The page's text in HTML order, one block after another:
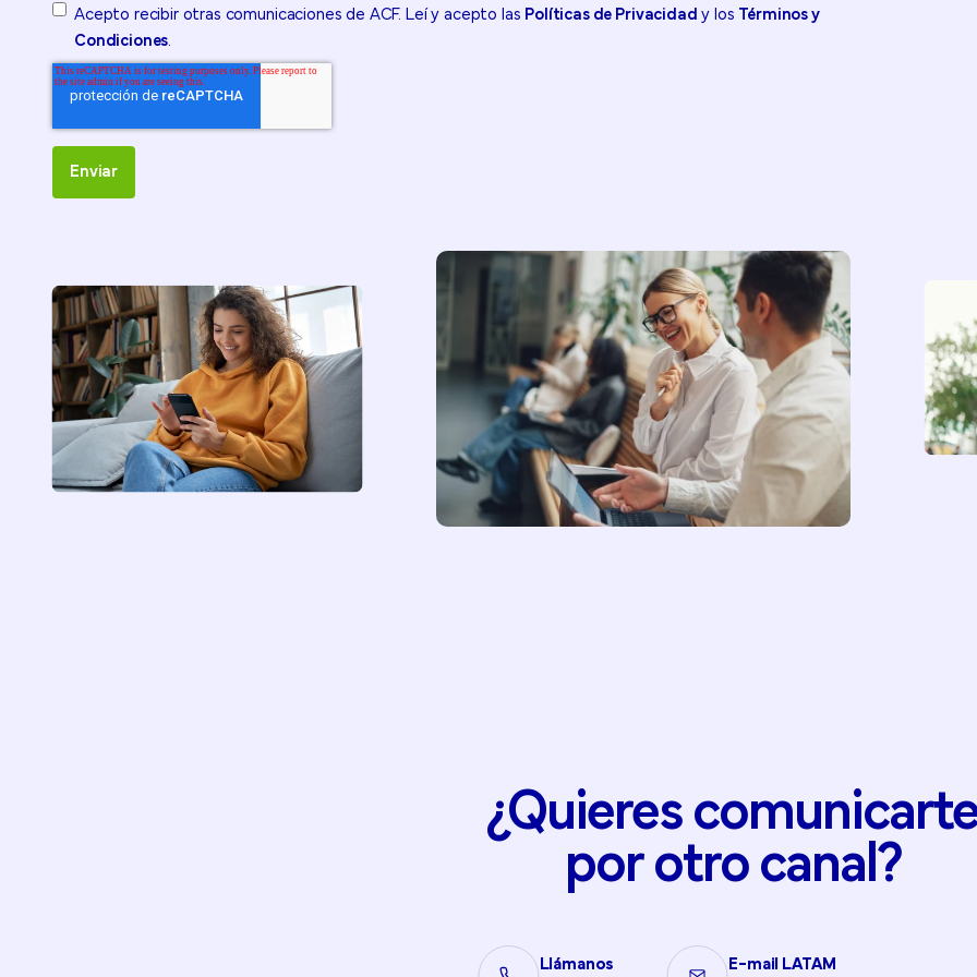
Acepto recibir otras comunicaciones de ACF. Leí y acepto las Políticas de Privacidad y los
Términos y
Condiciones.
¿Quieres
por otro canal?
Llámanos E-mail LATAM